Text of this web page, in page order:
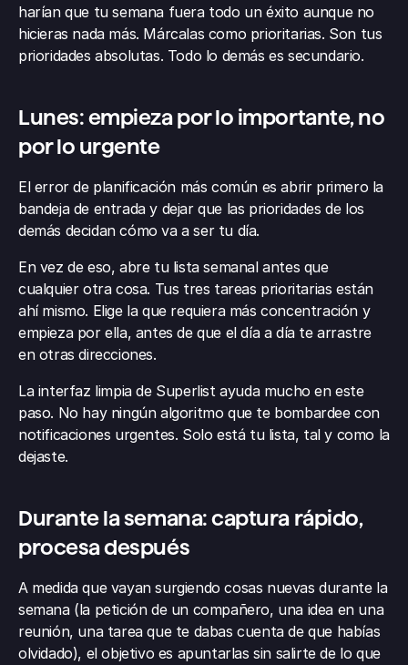
harían que tu semana fuera todo un éxito aunque no
hicieras nada más. Márcalas como prioritarias. Son tus
prioridades absolutas. Todo lo demás es secundario.
Lunes: empieza por lo importante, no
por lo urgente
El error de planificación más común es abrir primero la
bandeja de entrada y dejar que las prioridades de los
demás decidan cómo va a ser tu día.
En vez de eso, abre tu lista semanal antes que
cualquier otra cosa. Tus tres tareas prioritarias están
ahí mismo. Elige la que requiera más concentración y
empieza por ella, antes de que el día a día te arrastre
en otras direcciones.
La interfaz limpia de Superlist ayuda mucho en este
paso. No hay ningún algoritmo que te bombardee con
notificaciones urgentes. Solo está tu lista, tal y como la
dejaste.
Durante la semana: captura rápido,
procesa después
A medida que vayan surgiendo cosas nuevas durante la
semana (la petición de un compañero, una idea en una
reunión, una tarea que te dabas cuenta de que habías
olvidado), el objetivo es apuntarlas sin salirte de lo que